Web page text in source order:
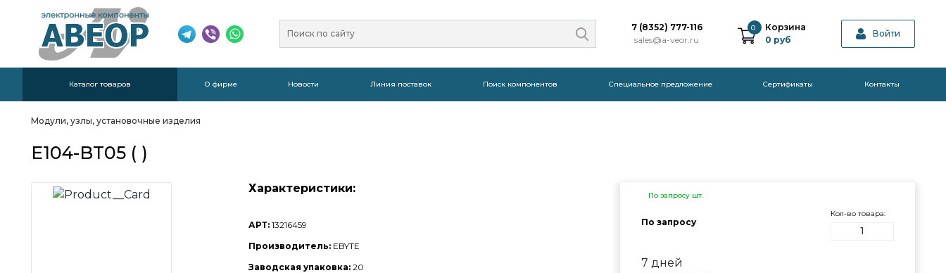
7 (8352) 777-116
sales@a-veor.ru
0
Корзина
0 руб
Войти
Каталог товаров О фирме Новости Линия поставок Поиск компонентов Специальное предложение Cертификаты Контакты
Модули, узлы, установочные изделия
E104-BT05 ( )
Характеристики:
АРТ:13216459
Производитель: EBYTE
Заводская упаковка:20
По запросу шт.
По запросу
Кол-во товара:
7 дней